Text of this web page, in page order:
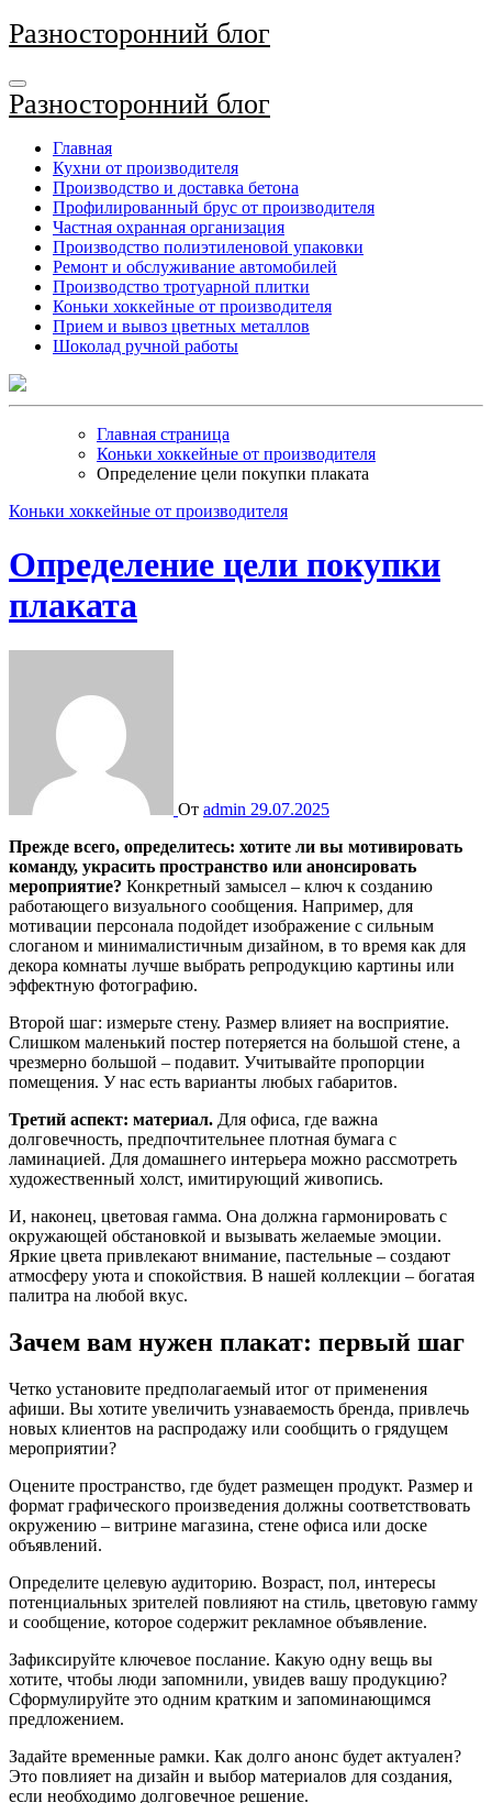
Перейти
к
Разносторонний блог
Разносторонний блог
Главная
Кухни от производителя
Производство и доставка бетона
Профилированный брус от производителя
Частная охранная организация
Производство полиэтиленовой упаковки
Ремонт и обслуживание автомобилей
Производство тротуарной плитки
Коньки хоккейные от производителя
Прием и вывоз цветных металлов
Шоколад ручной работы
Главная страница
Коньки хоккейные от производителя
Определение цели покупки плаката
Коньки хоккейные от производителя
Определение цели покупки
плаката
От admin 29.07.2025
Прежде всего, определитесь: хотите ли вы мотивировать
команду, украсить пространство или анонсировать
мероприятие? Конкретный замысел – ключ к созданию
работающего визуального сообщения. Например, для
мотивации персонала подойдет изображение с сильным
слоганом и минималистичным дизайном, в то время как для
декора комнаты лучше выбрать репродукцию картины или
эффектную фотографию.
Второй шаг: измерьте стену. Размер влияет на восприятие.
Слишком маленький постер потеряется на большой стене, а
чрезмерно большой – подавит. Учитывайте пропорции
помещения. У нас есть варианты любых габаритов.
Третий аспект: материал. Для офиса, где важна
долговечность, предпочтительнее плотная бумага с
ламинацией. Для домашнего интерьера можно рассмотреть
художественный холст, имитирующий живопись.
И, наконец, цветовая гамма. Она должна гармонировать с
окружающей обстановкой и вызывать желаемые эмоции.
Яркие цвета привлекают внимание, пастельные – создают
атмосферу уюта и спокойствия. В нашей коллекции – богатая
палитра на любой вкус.
Зачем вам нужен плакат: первый шаг
Четко установите предполагаемый итог от применения
афиши. Вы хотите увеличить узнаваемость бренда, привлечь
новых клиентов на распродажу или сообщить о грядущем
мероприятии?
Оцените пространство, где будет размещен продукт. Размер и
формат графического произведения должны соответствовать
окружению – витрине магазина, стене офиса или доске
объявлений.
Определите целевую аудиторию. Возраст, пол, интересы
потенциальных зрителей повлияют на стиль, цветовую гамму
и сообщение, которое содержит рекламное объявление.
Зафиксируйте ключевое послание. Какую одну вещь вы
хотите, чтобы люди запомнили, увидев вашу продукцию?
Сформулируйте это одним кратким и запоминающимся
предложением.
Задайте временные рамки. Как долго анонс будет актуален?
Это повлияет на дизайн и выбор материалов для создания,
если необходимо долговечное решение.